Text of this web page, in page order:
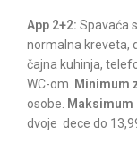
App 2+2: Spavaća
normalna kreveta,
čajna kuhinja,
WC-om. Minimum
osobe. Maksimum
dvoje dece do